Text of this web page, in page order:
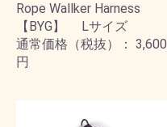
Rope Wallker Harness
【BYG】 Lサイズ
通常価格（税抜）： 3,600
円